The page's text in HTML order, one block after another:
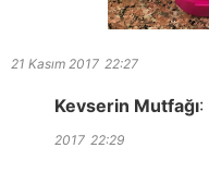
21 Kasım 2017 22:27
Kevserin Mutfağı:
2017 22:29